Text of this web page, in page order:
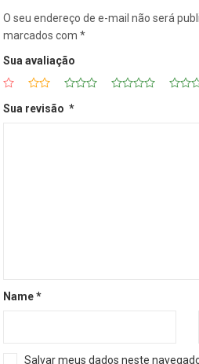
O seu endereço de e-mail não será
marcados com *
Sua avaliação
Sua revisão *
Name*
Salvar meus dados neste